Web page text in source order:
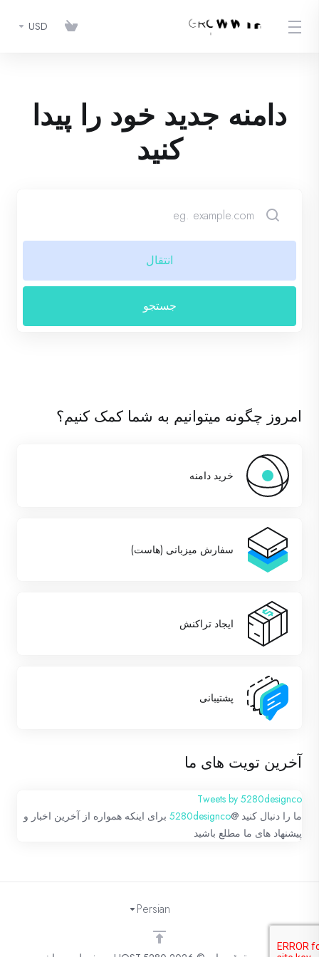
USD
دامنه جدید خود را پیدا
کنید
انتقال
جستجو
امروز چگونه میتوانیم به شما کمک کنیم؟
خرید دامنه
سفارش میزبانی (هاست)
ایجاد تراکنش
پشتیبانی
آخرین تویت های ما
Tweets by 5280designco
ما را دنبال کنید @5280designco برای اینکه همواره از آخرین اخبار و
پیشنهاد های ما مطلع باشید
Persian